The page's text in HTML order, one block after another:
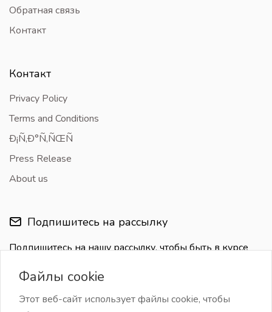
Обратная связь
Контакт
Контакт
Privacy Policy
Terms and Conditions
Ð¡Ñ‚Ð°Ñ‚ÑŒÑ
Press Release
About us
Подпишитесь на рассылку
Подпишитесь на нашу рассылку, чтобы быть в курсе
Файлы cookie
Этот веб-сайт использует файлы cookie, чтобы